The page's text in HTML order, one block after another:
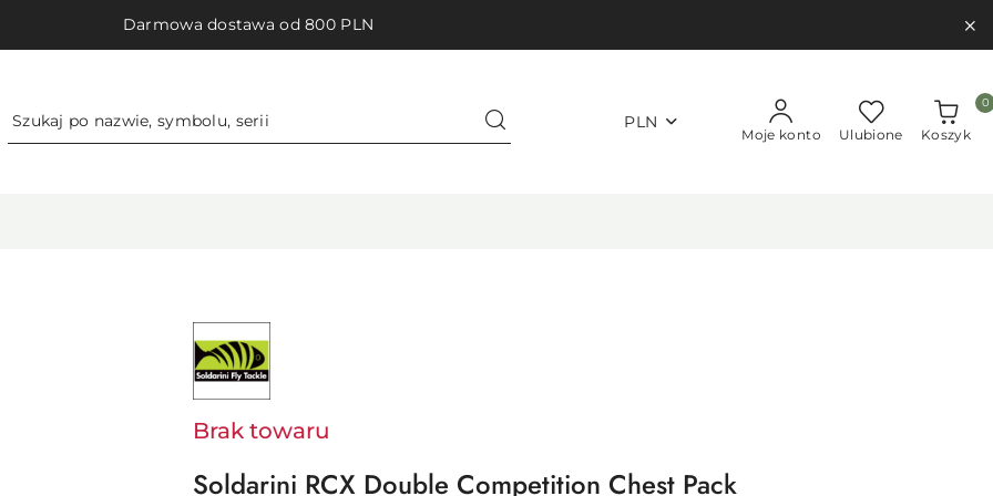
Darmowa dostawa od 800 PLN
PLN
Moje konto Ulubione Koszyk
0
NAZWA
PRODUCENTA:
SOLDARINI
Brak towaru
Soldarini RCX Double Competition Chest Pack